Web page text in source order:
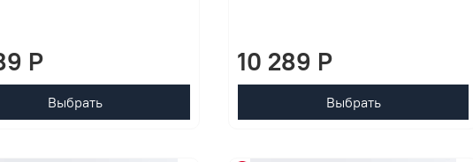
P
Выбрать
10 289 P
Выбрать